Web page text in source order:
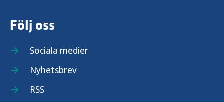
Följ oss
Sociala medier
Nyhetsbrev
RSS